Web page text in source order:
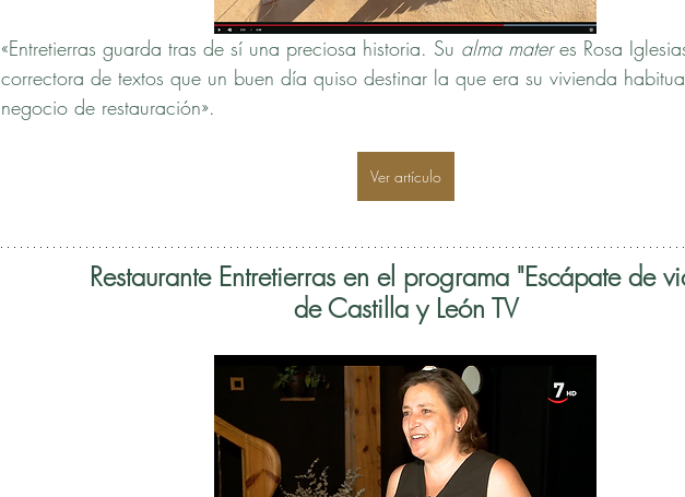
«Entretierras guarda tras de sí una preciosa historia. Su alma mater es Rosa
correctora de textos que un buen día quiso destinar la que era su vivienda
negocio de restauración».
Ver artículo
Restaurante Entretierras en el programa "Escápate de
de Castilla y León TV